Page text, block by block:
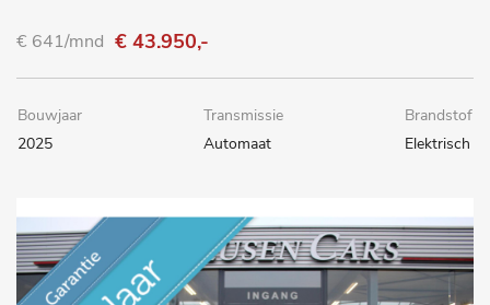
€ 641/mnd € 43.950,-
Bouwjaar
2025
Transmissie
Automaat
Brandstof
Elektrisch